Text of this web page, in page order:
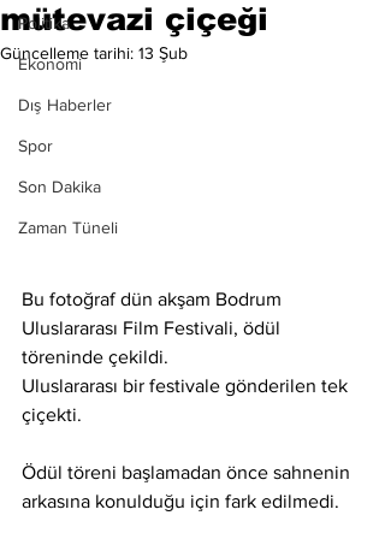
Politika
Ekonomi
Dış Haberler
Spor
Son Dakika
Zaman Tüneli
mütevazi çiçeği
Güncelleme tarihi: 13 Şub
Bu fotoğraf dün akşam Bodrum
Uluslararası Film Festivali, ödül
töreninde çekildi.
Uluslararası bir festivale gönderilen tek
çiçekti.
Ödül töreni başlamadan önce sahnenin
arkasına konulduğu için fark edilmedi.